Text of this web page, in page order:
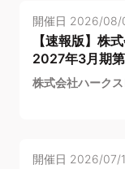
開催日 2026/08/
【速報版】株
2027年3月期
株式会社ハーク
開催日 2026/07/